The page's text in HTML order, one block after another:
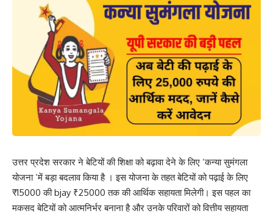
उत्तर प्रदेश सरकार ने बेटियों की शिक्षा को बढ़ावा देने के लिए ‘कन्या सुमंगला
योजना ‘में बड़ा बदलाव किया है । इस योजना के तहत बेटियों को पढ़ाई के लिए
₹15000 की bjay ₹25000 तक की आर्थिक सहायता मिलेगी। इस पहल का
मकसद बेटियों को आत्मनिर्भर बनाना है और उनके परिवारों को वित्तीय सहायता